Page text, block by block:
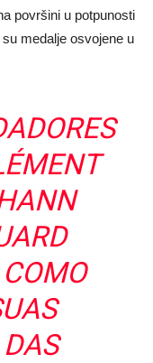
površini u potpunosti
medalje osvojene u